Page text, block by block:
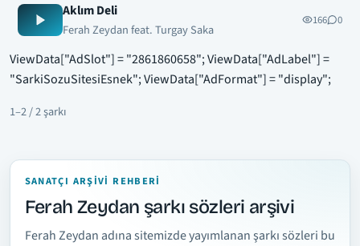
Aklım Deli
Ferah Zeydan feat. Turgay Saka
166 0
ViewData["AdSlot"] = "2861860658"; ViewData["AdLabel"] =
"SarkiSozuSitesiEsnek"; ViewData["AdFormat"] = "display";
1–2 / 2 şarkı
SANATÇI ARŞIVI REHBERI
Ferah Zeydan şarkı sözleri arşivi
Ferah Zeydan adına sitemizde yayımlanan şarkı sözleri bu